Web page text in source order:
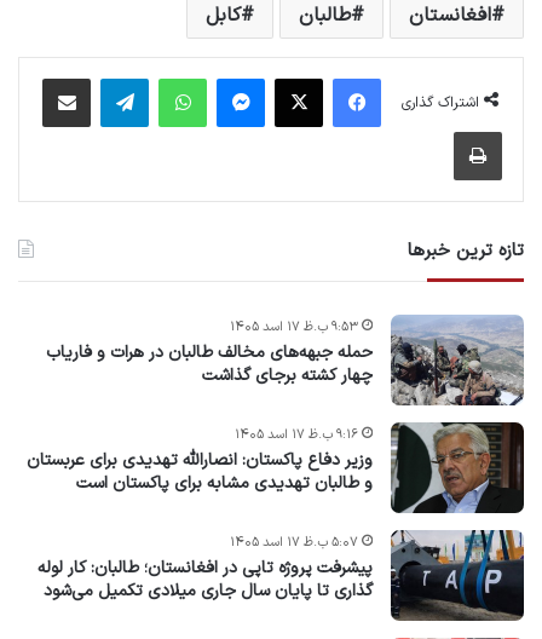
افغانستان طالبان کابل
اشتراک گذاری
فیس بوک X پیام رسان واتس آپ تلگرام اشتراک گذاری از طریق ایمیل
چاپ
تازه ترین خبرها
حمله جبهه‌های مخالف طالبان در هرات و فاریاب
چهار کشته برجای گذاشت
۹:۵۳ ب.ظ ۱۷ اسد ۱۴۰۵
وزیر دفاع پاکستان: انصارالله تهدیدی برای عربستان
و طالبان تهدیدی مشابه برای پاکستان است
۹:۱۶ ب.ظ ۱۷ اسد ۱۴۰۵
پیشرفت پروژه‌ تاپی در افغانستان؛ طالبان: کار لوله
گذاری تا پایان سال جاری میلادی تکمیل می‌شود
۵:۰۷ ب.ظ ۱۷ اسد ۱۴۰۵